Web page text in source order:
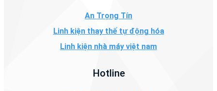
An Trọng Tín
Linh kiện thay thế tự động hóa
Linh kiện nhà máy việt nam
Hotline